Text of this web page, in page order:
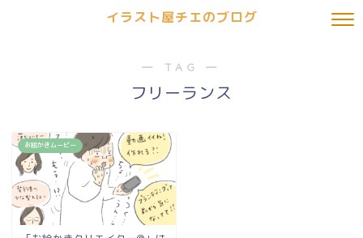
イラスト屋チエのブログ
― TAG ―
フリーランス
お絵かきムービー